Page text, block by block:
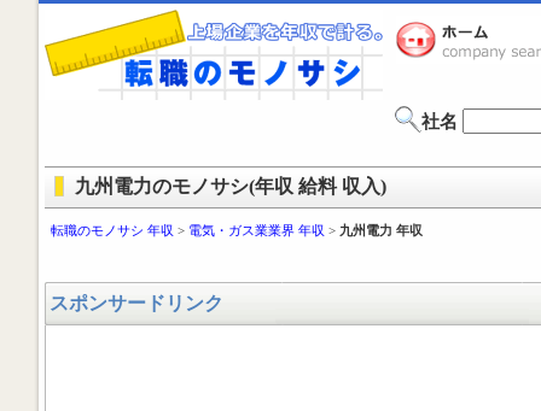
社名
九州電力のモノサシ(年収 給料 収入)
転職のモノサシ 年収 > 電気・ガス業業界 年収 > 九州電力 年収
スポンサードリンク